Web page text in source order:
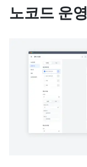
노코드 운영